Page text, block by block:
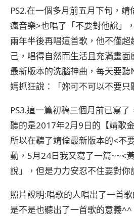
PS2.在一個多月前五月下旬，
瘋音樂>也唱了「不要對他說」
兩年半後再唱這首歌，他不僅
己，唱得自然而生活且充滿畫
最新版本的洗腦神曲，每天要
媽抓狂說：「妳可不可以不要只
PS3.這一篇初稿三個月前已寫
聽的是2017年2月9日的【靖歌
所以在聽了靖倫最新版本的<不
動，5月24日我又寫了一篇~~<
說」，但是力力安忍不住要對
照片說明:唱歌的人唱出了一首
是不是也聽出了一首歌的意義^^